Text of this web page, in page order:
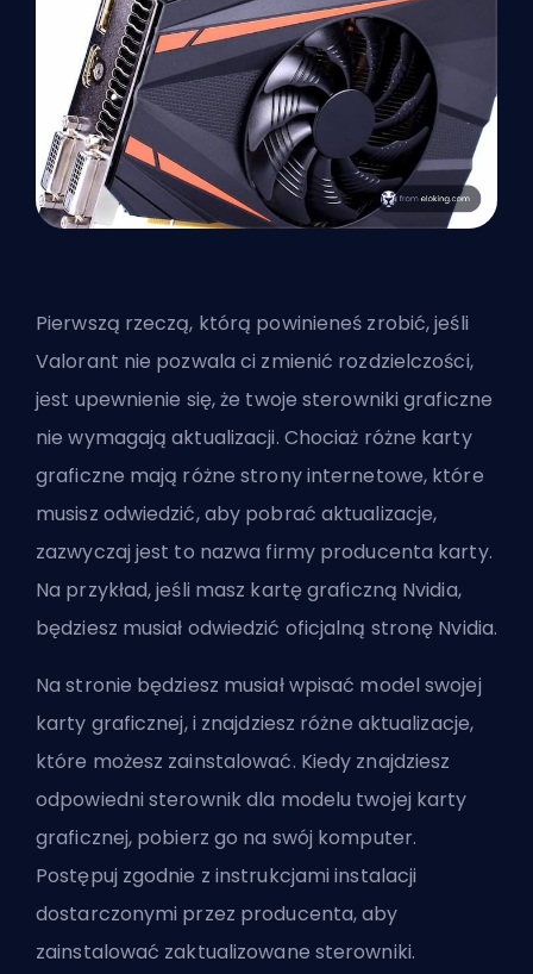
Pierwszą rzeczą, którą powinieneś zrobić, jeśli
Valorant nie pozwala ci zmienić rozdzielczości,
jest upewnienie się, że twoje sterowniki graficzne
nie wymagają aktualizacji. Chociaż różne karty
graficzne mają różne strony internetowe, które
musisz odwiedzić, aby pobrać aktualizacje,
zazwyczaj jest to nazwa firmy producenta karty.
Na przykład, jeśli masz kartę graficzną Nvidia,
będziesz musiał odwiedzić oficjalną stronę Nvidia.
Na stronie będziesz musiał wpisać model swojej
karty graficznej, i znajdziesz różne aktualizacje,
które możesz zainstalować. Kiedy znajdziesz
odpowiedni sterownik dla modelu twojej karty
graficznej, pobierz go na swój komputer.
Postępuj zgodnie z instrukcjami instalacji
dostarczonymi przez producenta, aby
zainstalować zaktualizowane sterowniki.